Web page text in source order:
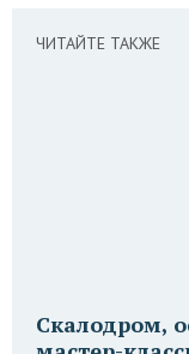
ЧИТАЙТЕ ТАКЖЕ
Скалодром,